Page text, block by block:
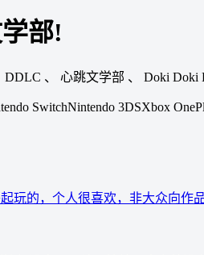
部!
DDLC 、 心跳文学部 、 Doki Doki
SwitchNintendo 3DSXbox One
玩的，个人很喜欢，非大众向作